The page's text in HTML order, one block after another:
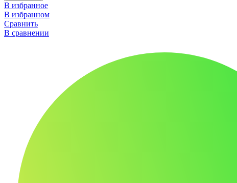
В избранное
В избранном
Сравнить
В сравнении